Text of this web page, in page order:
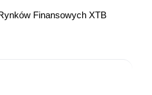
Finansowych XTB